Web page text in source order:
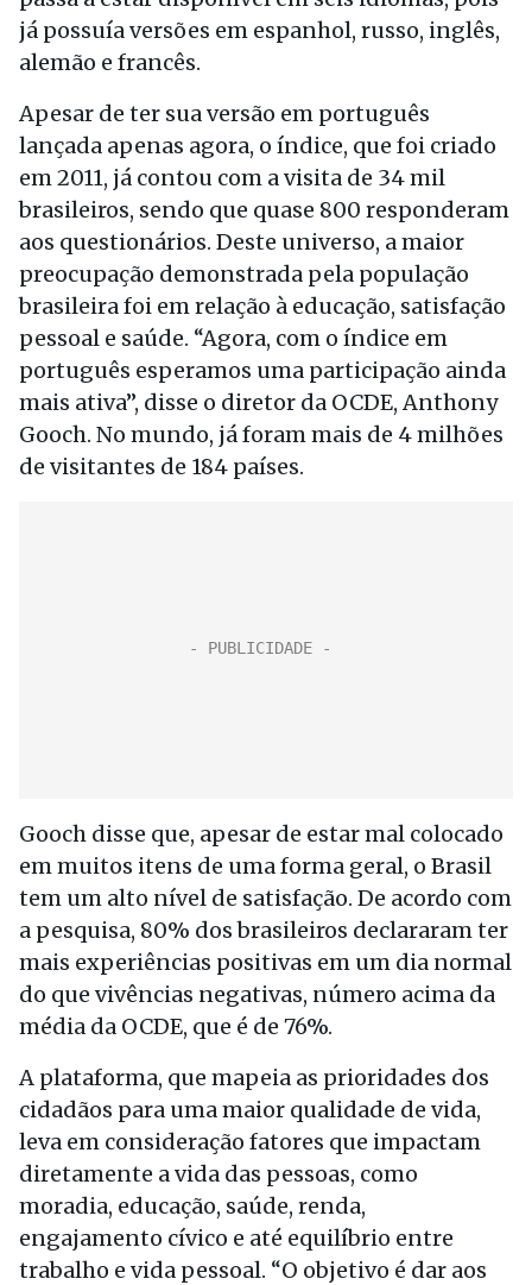
já possuía versões em espanhol, russo, inglês,
alemão e francês.
Apesar de ter sua versão em português
lançada apenas agora, o índice, que foi criado
em 2011, já contou com a visita de 34 mil
brasileiros, sendo que quase 800 responderam
aos questionários. Deste universo, a maior
preocupação demonstrada pela população
brasileira foi em relação à educação, satisfação
pessoal e saúde. “Agora, com o índice em
português esperamos uma participação ainda
mais ativa”, disse o diretor da OCDE, Anthony
Gooch. No mundo, já foram mais de 4 milhões
de visitantes de 184 países.
Gooch disse que, apesar de estar mal colocado
em muitos itens de uma forma geral, o Brasil
tem um alto nível de satisfação. De acordo com
a pesquisa, 80% dos brasileiros declararam ter
mais experiências positivas em um dia normal
do que vivências negativas, número acima da
média da OCDE, que é de 76%.
A plataforma, que mapeia as prioridades dos
cidadãos para uma maior qualidade de vida,
leva em consideração fatores que impactam
diretamente a vida das pessoas, como
moradia, educação, saúde, renda,
engajamento cívico e até equilíbrio entre
trabalho e vida pessoal. “O objetivo é dar aos